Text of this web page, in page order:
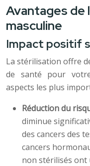
Avantages de
masculine
Impact positif
La stérilisation offre
de santé pour
aspects les plus
Réduction du
diminue
des cancers des
cancers
non stérilisés ont